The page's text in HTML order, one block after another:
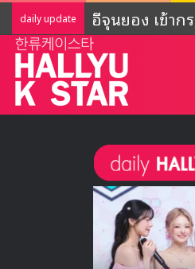
daily update อีจุนยอง เข้าก